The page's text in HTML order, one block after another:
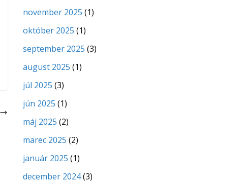
november 2025 (1)
október 2025 (1)
september 2025 (3)
august 2025 (1)
júl 2025 (3)
jún 2025 (1)
máj 2025 (2)
marec 2025 (2)
január 2025 (1)
december 2024(3)